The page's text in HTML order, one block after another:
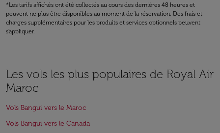
*Les tarifs affichés ont été collectés au cours des dernières 48 heures et
peuvent ne plus être disponibles au moment de la réservation. Des frais et
charges supplémentaires pour les produits et services optionnels peuvent
s'appliquer.
Les vols les plus populaires de Royal Air
Maroc
Vols Bangui vers le Maroc
Vols Bangui vers le Canada